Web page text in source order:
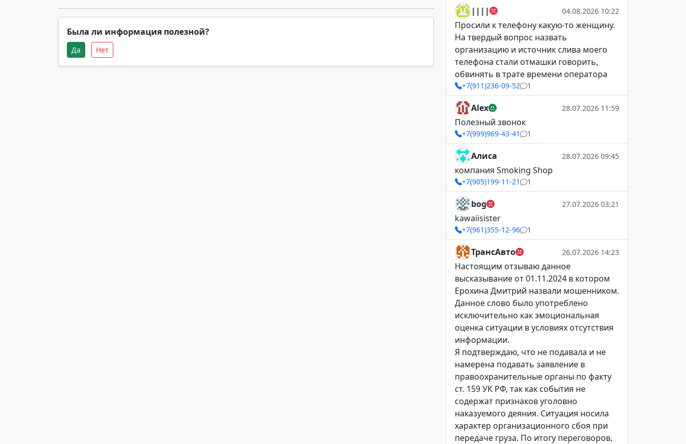
Была ли информация полезной?
Да Нет
|||| 04.08.2026 10:22
Просили к телефону какую-то женщину.
На твердый вопрос назвать
организацию и источник слива моего
телефона стали отмашки говорить,
обвинять в трате времени оператора
+7(911)236-09-52 1
Alex 28.07.2026 11:59
Полезный звонок
+7(999)969-43-41 1
Алиса 28.07.2026 09:45
компания Smoking Shop
+7(905)199-11-21 1
bog 27.07.2026 03:21
kawaiisister
+7(961)355-12-96 1
ТрансАвто 26.07.2026 14:23
Настоящим отзываю данное
высказывание от 01.11.2024 в котором
Ерохина Дмитрий назвали мошенником.
Данное слово было употреблено
исключительно как эмоциональная
оценка ситуации в условиях отсутствия
информации.
Я подтверждаю, что не подавала и не
намерена подавать заявление в
правоохранительные органы по факту
ст. 159 УК РФ, так как события не
содержат признаков уголовно
наказуемого деяния. Ситуация носила
характер организационного сбоя при
передаче груза. По итогу переговоров,